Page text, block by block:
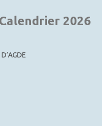
Calendrier 2026